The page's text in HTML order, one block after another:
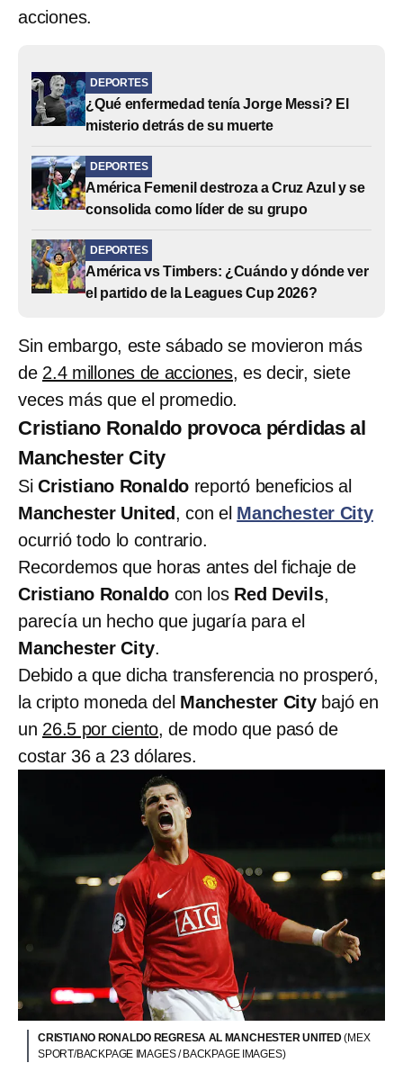
acciones.
DEPORTES
¿Qué enfermedad tenía Jorge Messi? El
misterio detrás de su muerte
DEPORTES
América Femenil destroza a Cruz Azul y se
consolida como líder de su grupo
DEPORTES
América vs Timbers: ¿Cuándo y dónde ver
el partido de la Leagues Cup 2026?
Sin embargo, este sábado se movieron más
de 2.4 millones de acciones, es decir, siete
veces más que el promedio.
Cristiano Ronaldo provoca pérdidas al
Manchester City
Si Cristiano Ronaldo reportó beneficios al
Manchester United , con el Manchester City
ocurrió todo lo contrario.
Recordemos que horas antes del fichaje de
Cristiano Ronaldo con los Red Devils,
parecía un hecho que jugaría para el
Manchester City.
Debido a que dicha transferencia no prosperó,
la cripto moneda del Manchester Citybajó en
un 26.5 por ciento, de modo que pasó de
costar 36 a 23 dólares.
CRISTIANO RONALDO REGRESA AL MANCHESTER UNITED(MEX
SPORT/BACKPAGE IMAGES / BACKPAGE IMAGES)